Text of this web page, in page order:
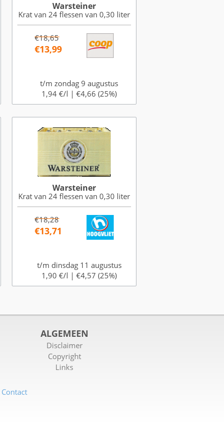
Warsteiner
Krat van 24 flessen van 0,30 liter
€18,65
€13,99
t/m zondag 9 augustus
1,94 €/l | €4,66 (25%)
Warsteiner
Krat van 24 flessen van 0,30 liter
€18,28
€13,71
t/m dinsdag 11 augustus
1,90 €/l | €4,57 (25%)
ALGEMEEN
Disclaimer
Copyright
Links
Contact